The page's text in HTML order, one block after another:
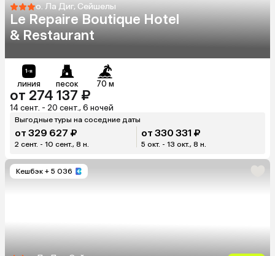
о. Ла Диг, Сейшелы
Le Repaire Boutique Hotel
& Restaurant
линия песок 70 м
от 274 137 ₽
14 сент. - 20 сент., 6 ночей
Выгодные туры на соседние даты
от 329 627 ₽
2 сент. - 10 сент., 8 н.
от 330 331 ₽
5 окт. - 13 окт., 8 н.
Кешбэк + 5 036